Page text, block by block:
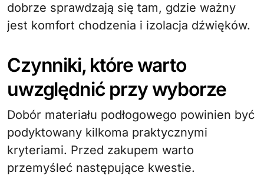
dobrze sprawdzają się tam, gdzie ważny
jest komfort chodzenia i izolacja dźwięków.
Czynniki, które warto
uwzględnić przy wyborze
Dobór materiału podłogowego powinien być
podyktowany kilkoma praktycznymi
kryteriami. Przed zakupem warto
przemyśleć następujące kwestie.